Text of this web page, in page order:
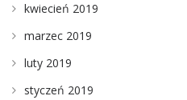
kwiecień 2019
marzec 2019
luty 2019
styczeń 2019